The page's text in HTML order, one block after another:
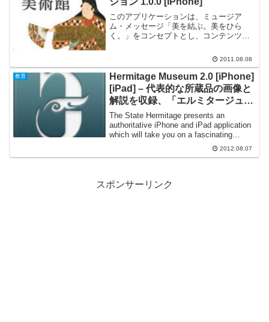
このアプリケーションは、ミュージア
ム・メッセージ「美を結ぶ。美をひら
く。」をコンセプトとし、コンテンツを
い、より身近に感じていただくことを目
的としています。当館の約3千件のコレク
ションから厳選した、絵画・漆...
2011.08.08
教育
Hermitage Museum 2.0 [iPhone]
[iPad] – 代表的な所蔵品の画像と
解説を収録、「エルミタージュ美
術館」の公式アプリケーション
The State Hermitage presents an
authoritative iPhone and iPad application
which will take you on a fascinating
2012.08.07
スポンサーリンク